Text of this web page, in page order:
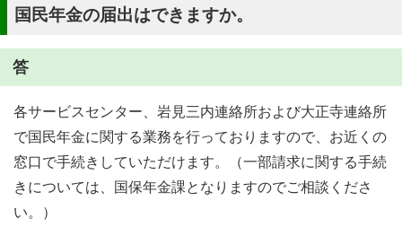
国民年金の届出はできますか。
答
各サービスセンター、岩見三内連絡所および大正寺連絡所
で国民年金に関する業務を行っておりますので、お近くの
窓口で手続きしていただけます。（一部請求に関する手続
きについては、国保年金課となりますのでご相談くださ
い。）